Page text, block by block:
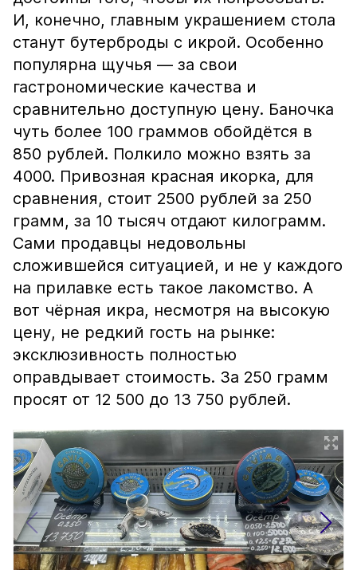
И, конечно, главным украшением стола
станут бутерброды с икрой. Особенно
популярна щучья — за свои
гастрономические качества и
сравнительно доступную цену. Баночка
чуть более 100 граммов обойдётся в
850 рублей. Полкило можно взять за
4000. Привозная красная икорка, для
сравнения, стоит 2500 рублей за 250
грамм, за 10 тысяч отдают килограмм.
Сами продавцы недовольны
сложившейся ситуацией, и не у каждого
на прилавке есть такое лакомство. А
вот чёрная икра, несмотря на высокую
цену, не редкий гость на рынке:
эксклюзивность полностью
оправдывает стоимость. За 250 грамм
просят от 12 500 до 13 750 рублей.